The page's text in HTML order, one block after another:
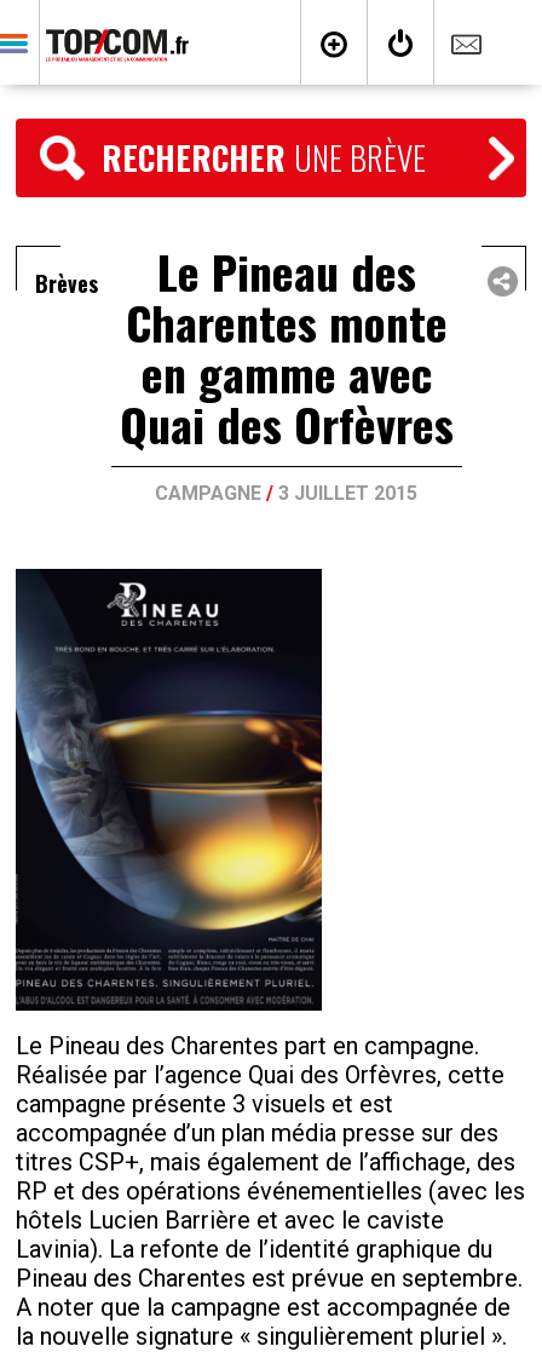
RECHERCHER UNE BRÈVE
Brèves Le Pineau des
Charentes monte
en gamme avec
Quai des Orfèvres
CAMPAGNE /3 JUILLET 2015
Le Pineau des Charentes part en campagne.
Réalisée par l’agence Quai des Orfèvres, cette
campagne présente 3 visuels et est
accompagnée d’un plan média presse sur des
titres CSP+, mais également de l’affichage, des
RP et des opérations événementielles (avec les
hôtels Lucien Barrière et avec le caviste
Lavinia). La refonte de l’identité graphique du
Pineau des Charentes est prévue en septembre.
A noter que la campagne est accompagnée de
la nouvelle signature « singulièrement pluriel ».